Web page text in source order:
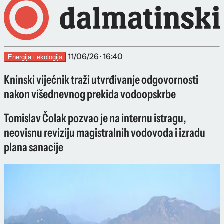
Energija i ekologija 11/06/26 · 16:40
Kninski vijećnik traži utvrđivanje odgovornosti
nakon višednevnog prekida vodoopskrbe
Tomislav Čolak pozvao je na internu istragu,
neovisnu reviziju magistralnih vodovoda i izradu
plana sanacije